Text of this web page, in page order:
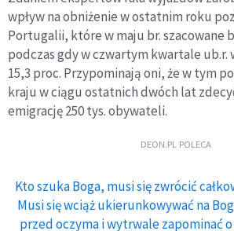
wpływ na obniżenie w ostatnim roku
Portugalii, które w maju br. szacowane
podczas gdy w czwartym kwartale ub.r.
15,3 proc. Przypominają oni, że w tym
kraju w ciągu ostatnich dwóch lat
emigrację 250 tys. obywateli.
DEON.PL POLECA
Kto szuka Boga, musi się zwrócić
Musi się wciąż ukierunkowywać na
przed oczyma i wytrwale zapominać